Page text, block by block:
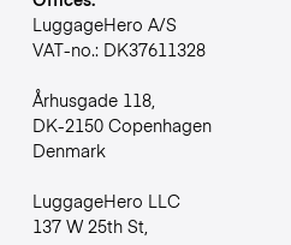
LuggageHero A/S
VAT-no.: DK37611328
Århusgade 118,
DK-2150 Copenhagen
Denmark
LuggageHero LLC
137 W 25th St,